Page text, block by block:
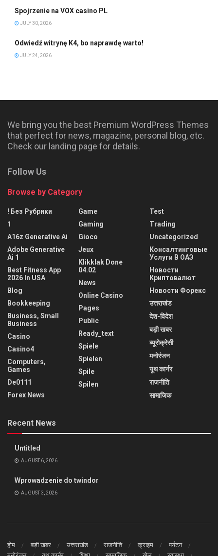
Spojrzenie na VOX casino PL
JULY 30, 2026
Odwiedź witrynę K4, bo naprawdę warto!
JULY 24, 2026
We bring you the best Premium WordPress Themes
that perfect for news, magazine, personal blog, etc.
Check our landing page for details.
Follow Us
Browse by Category
! Без Рубрики
1
A16z Generative Ai
Adobe Generative
Ai 1
Best Fitness App
2026 In USA
Blog
Bookkeeping
Business, Small
Business
Casino
Casino4
Computers,
Games
De0111
Forex News
Game
Gaming
Gioco
Jeux
Klikklak Done
04.02
News
Online Casino
Pages
Public
Ready_text
Spiele
Spielen
Spile
Spilen
Test
Trading
Uncategorized
Консалтинговые
Услуги В ОАЭ
Новости
Криптовалют
Новости Форекс
उत्तराखंड
देश-विदेश
बड़ी खबर
ब्यूरोक्रेसी
मनोरंजन
यूथ कार्नर
राजनीति
सामाजिक
Recent News
Untitled
AUGUST 6, 2026
Wprowadzenie do twindor
AUGUST 3, 2026
होम बड़ी खबर उत्तराखंड राजनीति क्राइम
पर्यटन